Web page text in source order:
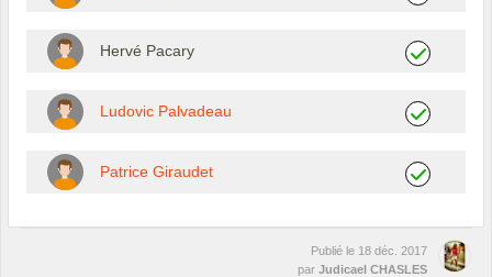
Hervé Pacary
Ludovic Palvadeau
Patrice Giraudet
Publié le 18 déc. 2017
par Judicael CHASLES